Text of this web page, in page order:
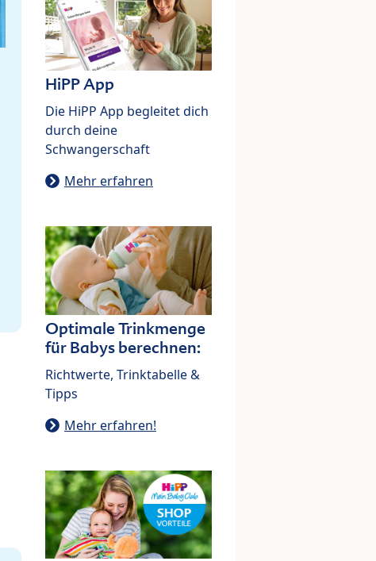
HiPP App
Die HiPP App begleitet dich
durch deine
Schwangerschaft
Mehr erfahren
Optimale Trinkmenge
für Babys berechnen:
Richtwerte, Trinktabelle &
Tipps
Mehr erfahren!